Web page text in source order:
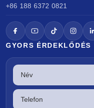
+86 188 6372 0821
GYORS ÉRDEKLŐDÉS